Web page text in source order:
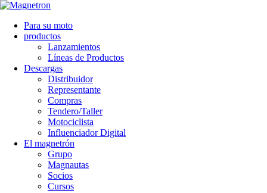
Para su moto
productos
Lanzamientos
Líneas de Productos
Descargas
Distribuidor
Representante
Compras
Tendero/Taller
Motociclista
Influenciador Digital
El magnetrón
Grupo
Magnautas
Socios
Cursos